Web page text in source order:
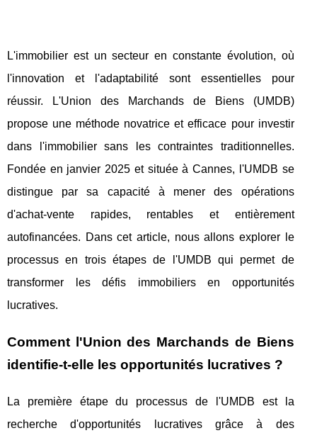
L'immobilier est un secteur en constante évolution, où
l'innovation et l'adaptabilité sont essentielles pour
réussir. L'Union des Marchands de Biens (UMDB)
propose une méthode novatrice et efficace pour investir
dans l'immobilier sans les contraintes traditionnelles.
Fondée en janvier 2025 et située à Cannes, l'UMDB se
distingue par sa capacité à mener des opérations
d'achat-vente rapides, rentables et entièrement
autofinancées. Dans cet article, nous allons explorer le
processus en trois étapes de l'UMDB qui permet de
transformer les défis immobiliers en opportunités
lucratives.
Comment l'Union des Marchands de Biens
identifie-t-elle les opportunités lucratives ?
La première étape du processus de l'UMDB est la
recherche d'opportunités lucratives grâce à des